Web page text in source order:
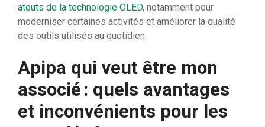
atouts de la technologie OLED, notamment pour
moderniser certaines activités et améliorer la qualité
des outils utilisés au quotidien.
Apipa qui veut être mon
associé : quels avantages
et inconvénients pour les